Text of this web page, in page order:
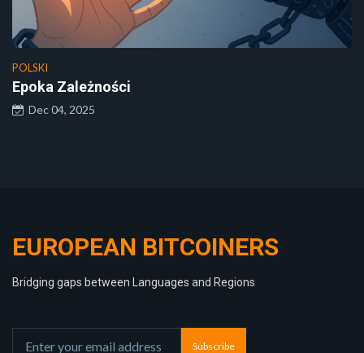
POLSKI
Epoka Zależności
Dec 04, 2025
EUROPEAN BITCOINERS
Bridging gaps between Languages and Regions
Subscribe